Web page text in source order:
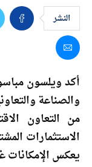
النشر
أكد ويلسون
والصناعة
من التعاون
الاستثمارات
يعكس الإمكانات